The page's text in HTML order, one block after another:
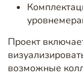
Проект
возможные